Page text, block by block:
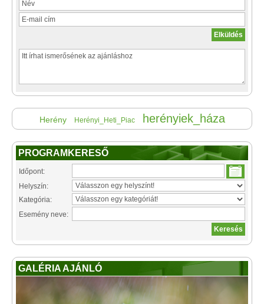
Herény Herényi_Heti_Piac herényiek_háza
PROGRAMKERESŐ
Időpont:
Helyszín:
Kategória:
Esemény neve:
GALÉRIA AJÁNLÓ